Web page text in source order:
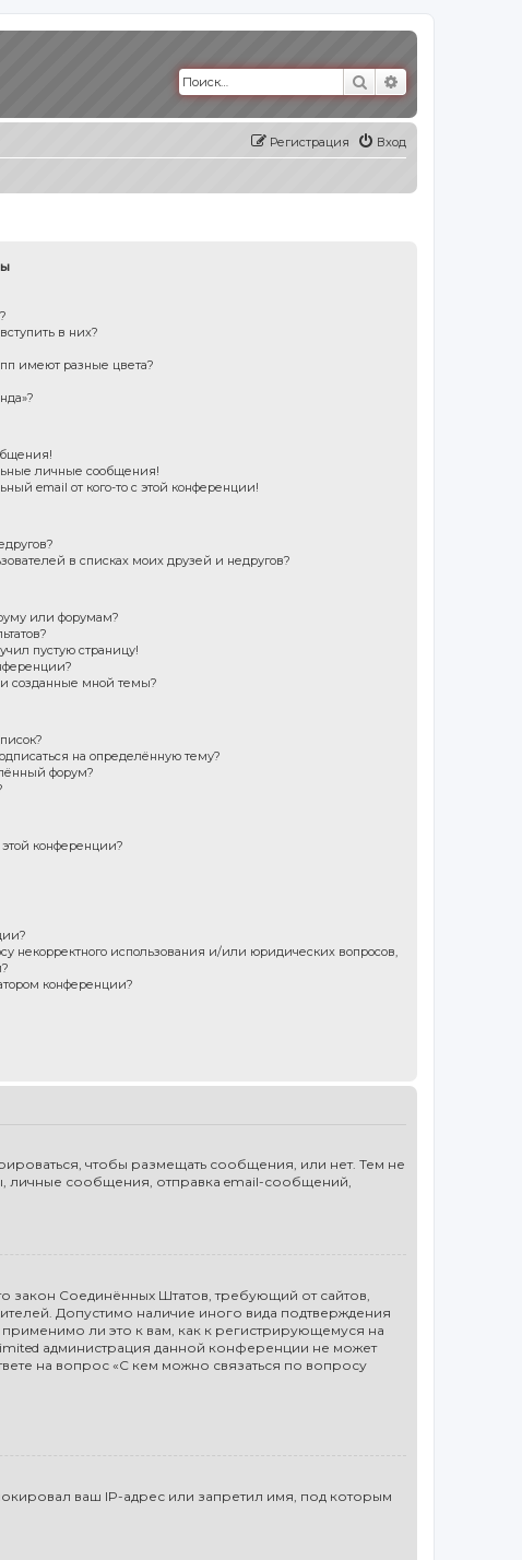
Поиск
Вход
Регистрация
в них?
имеют разные цвета?
личные сообщения!
email от кого-то с этой конференции!
в списках моих друзей и недругов?
или форумам?
пустую страницу!
созданные мной темы?
на определённую тему?
форум?
конференции?
некорректного использования и/или юридических вопросов,
конференции?
чтобы размещать сообщения, или нет. Тем не
личные сообщения, отправка email-сообщений,
закон Соединённых Штатов, требующий от сайтов,
Допустимо наличие иного вида подтверждения
ли это к вам, как к регистрирующемуся на
администрация данной конференции не может
на вопрос «С кем можно связаться по вопросу
ваш IP-адрес или запретил имя, под которым